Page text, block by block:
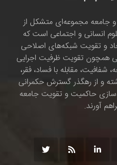
و جامعه مجموعه‌ای متشکل از
انسانی و اجتماعی است که
و تقویت شبکه‌های اصلاحی
همچون تقویت ظرفیت اجرایی
مقابله با فساد، فقر،
و از رهگذر گسترش حکمرانی
حاکمیت و تقویت جامعه
آورند.